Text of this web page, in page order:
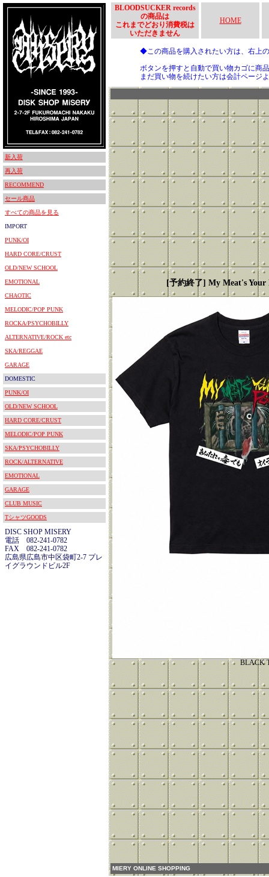
新入荷
再入荷
RECOMMEND
セール商品
すべての商品を見る
IMPORT
PUNK/OI
HARD CORE/CRUST
OLD/NEW SCHOOL
EMOTIONAL
CHAOTIC
MELODIC/POP PUNK
ROCKA/PSYCHOBILLY
ALTERNATIVE/ROCK etc
SKA/REGGAE
GARAGE
DOMESTIC
PUNK/OI
OLD/NEW SCHOOL
HARD CORE/CRUST
MELODIC/POP PUNK
SKA/PSYCHOBILLY
ROCK/ALTERNATIVE
EMOTIONAL
GARAGE
CLUB MUSIC
TシャツGOODS
DISC SHOP MISERY
電話 082-241-0782
FAX 082-241-0782
広島県広島市中区袋町2-7 プレ
イグラウンドビル2F
BLOODSUCKER records
の商品は
これまでどおり消費税は
いただきません
HOME
◆この商品を購入されたい方は、右上
ボタンを押すと自動で買い物カゴに商
まだ買い物を続けたい方は会計ページ
[予約終了] My Meat's Your
BLACK
MIERY ONLINE SHOPPING